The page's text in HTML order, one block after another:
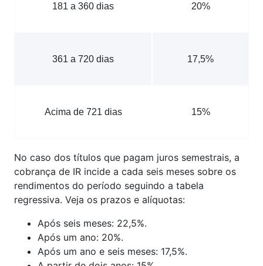
181 a 360 dias 20%
361 a 720 dias 17,5%
Acima de 721 dias 15%
No caso dos títulos que pagam juros semestrais, a
cobrança de IR incide a cada seis meses sobre os
rendimentos do período seguindo a tabela
regressiva. Veja os prazos e alíquotas:
Após seis meses: 22,5%.
Após um ano: 20%.
Após um ano e seis meses: 17,5%.